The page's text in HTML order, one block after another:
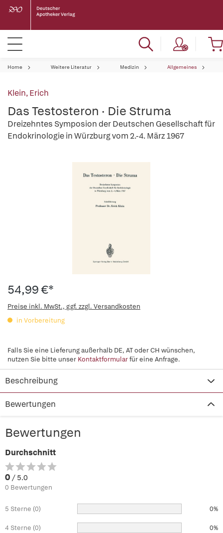
Home Weitere Literatur Medizin Allgemeines
Klein, Erich
Das Testosteron · Die Struma
Dreizehntes Symposion der Deutschen Gesellschaft für
Endokrinologie in Würzburg vom 2.-4. März 1967
54,99 €*
Preise inkl. MwSt., ggf. zzgl. Versandkosten
in Vorbereitung
Falls Sie eine Lieferung außerhalb DE, AT oder CH wünschen,
nutzen Sie bitte unser Kontaktformularfür eine Anfrage.
Beschreibung
Bewertungen
Bewertungen
Durchschnitt
0 / 5.0
0 Bewertungen
5 Sterne (0) 0%
4 Sterne (0) 0%